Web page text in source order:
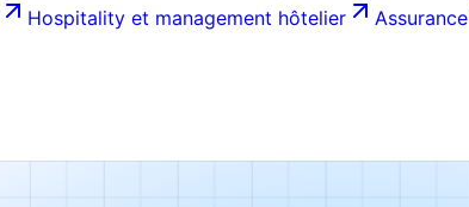
Hospitality et management hôtelier Assurance